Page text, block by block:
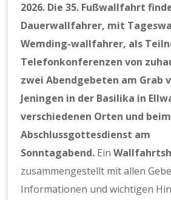
2026. Die 35. Fußwallfahrt
Dauerwallfahrer, mit
Wemding-wallfahrer, als
Telefonkonferenzen von
zwei Abendgebeten am Grab
Jeningen in der Basilika in
verschiedenen Orten und beim
Abschlussgottesdienst am
Sonntagabend. Ein
zusammengestellt mit allen
Informationen und wichtigen